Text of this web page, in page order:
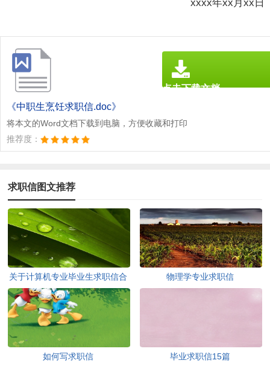
xxxx年xx月xx日
《中职生烹饪求职信.doc》
将本文的Word文档下载到电脑，方便收藏和打印
推荐度：
点击下载文档
求职信图文推荐
关于计算机专业毕业生求职信合
集四篇
物理学专业求职信
如何写求职信 毕业求职信15篇